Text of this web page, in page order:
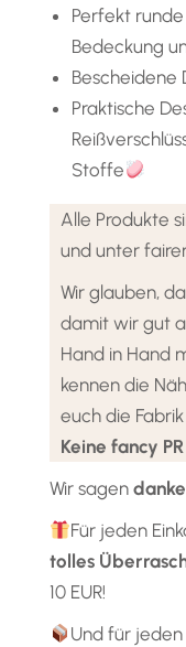
Perfekt
Bedeckung
Bescheidene
Praktische
Stoffe
Alle Produkte
und unter
Wir glauben,
damit wir gut
Hand in Hand
kennen die
euch die
Keine fancy
Wir sagen danke
Für jeden
tolles
10 EUR!
Und für